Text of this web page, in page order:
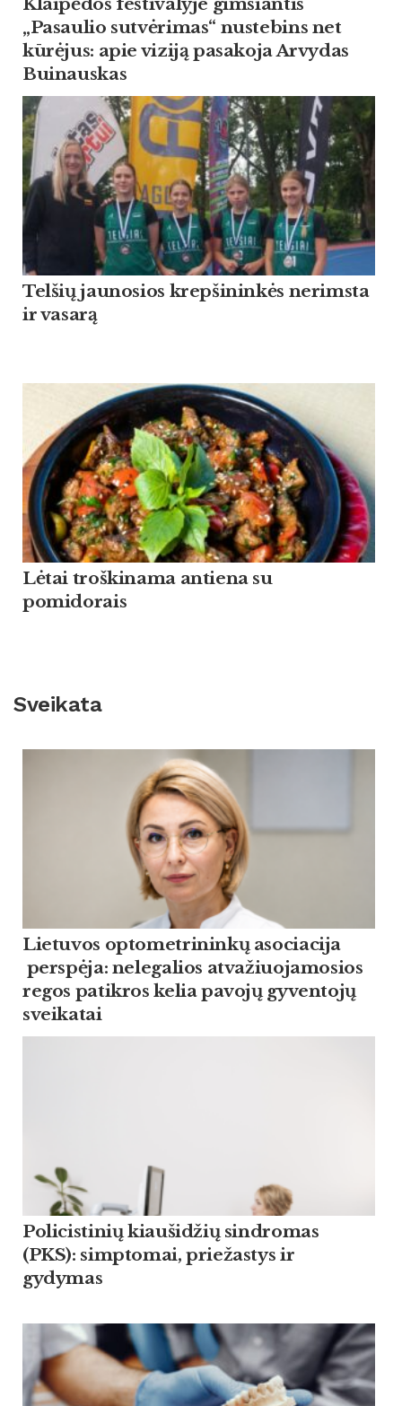
Klaipėdos festivalyje gimsiantis
„Pasaulio sutvėrimas“ nustebins net
kūrėjus: apie viziją pasakoja Arvydas
Buinauskas
Tel­šių jau­no­sios krep­ši­ninkės ne­rims­ta
ir va­sarą
Lėtai troškinama antiena su
pomidorais
Sveikata
Lietuvos optometrininkų asociacija
perspėja: nelegalios atvažiuojamosios
regos patikros kelia pavojų gyventojų
sveikatai
Policistinių kiaušidžių sindromas
(PKS): simptomai, priežastys ir
gydymas